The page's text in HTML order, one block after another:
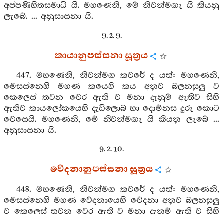
අප්පණිහිතසමාධි යි. මහණෙනි, මේ නිවන්මඟැ යි කියනු
ලැබේ. ... අනුසාසනා යි.
9. 2. 9.
කායානුපස්සනා සූත්‍රය
447. මහණෙනි, නිවන්මඟ කවරේ ද යත්: මහණෙනි,
මෙසස්නෙහි මහණ කයෙහි කය අනුව බලනසුලු ව
කෙලෙස් තවන වෙර ඇති ව මනා දැනුම් ඇතිව සිහි
ඇතිව කායලෝකයෙහි දැඩිලොබ හා දොම්නස දුරු කොට
වෙසෙයි. මහණෙනි, මේ නිවන්මඟැ යි කියනු ලැබේ ...
අනුසාසනා යි.
9. 2. 10.
වේදනානුපස්සනා සූත්‍රය
448. මහණෙනි, නිවන්මඟ කවරේ ද යත්: මහණෙනි,
මෙසස්නෙහි මහණ වේදනායෙහි වේදනා අනුව බලනසුලු
ව කෙලෙස් තවන වෙර ඇති ව මනා දැනුම් ඇති ව සිහි